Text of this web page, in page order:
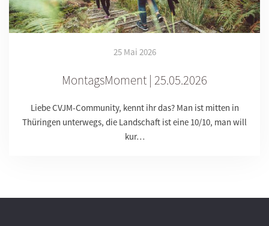
25 Mai 2026
MontagsMoment | 25.05.2026
Liebe CVJM-Community, kennt ihr das? Man ist mitten in
Thüringen unterwegs, die Landschaft ist eine 10/10, man will
kur…